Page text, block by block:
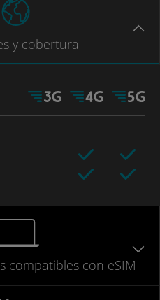
y cobertura
compatibles con eSIM